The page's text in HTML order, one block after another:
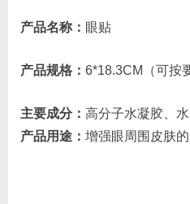
产品名称： 眼贴
产品规格： 6*18.3CM（可按
主要成分： 高分子水凝胶、
产品用途： 增强眼周围皮肤的